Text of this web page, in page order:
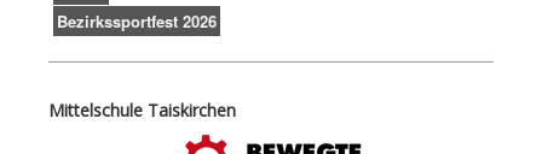
Bezirkssportfest 2026
Mittelschule Taiskirchen